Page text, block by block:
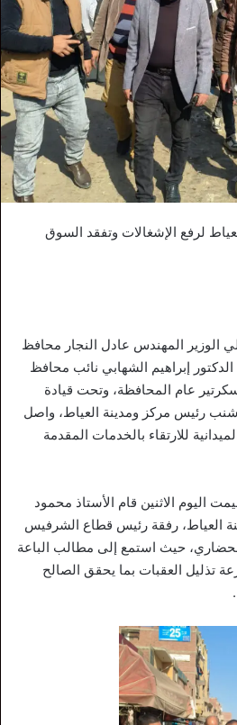
لرفع الإشغالات وتفقد السوق
الوزير المهندس عادل النجار محافظ
إبراهيم الشهابي نائب محافظ
عام المحافظة، وتحت قيادة
شنب رئيس مركز ومدينة العياط، واصل
للارتقاء بالخدمات المقدمة
اليوم الاثنين قام الأستاذ محمود
رفقة رئيس قطاع الشرفيس
حيث استمع إلى مطالب الباعة
تذليل العقبات بما يحقق الصالح